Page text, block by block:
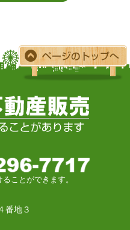
ことができます。
番地３